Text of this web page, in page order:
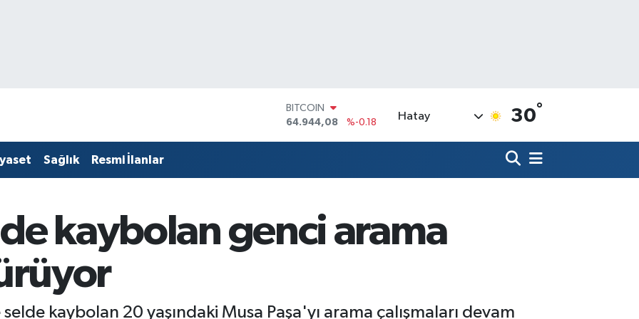
DOLAR
47,7436
%0.18
64,4811
%0.38
BİST100
13.779
%-14
Hatay 30°
Sağlık Resmi İlanlar
kaybolan genci arama
kaybolan 20 yaşındaki Musa Paşa'yı arama çalışmaları devam